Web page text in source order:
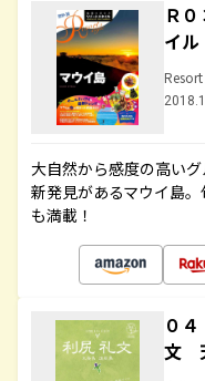
Ｒ
イ
大自然から感度の高い
新発見があるマウイ島
も満載！
０
文